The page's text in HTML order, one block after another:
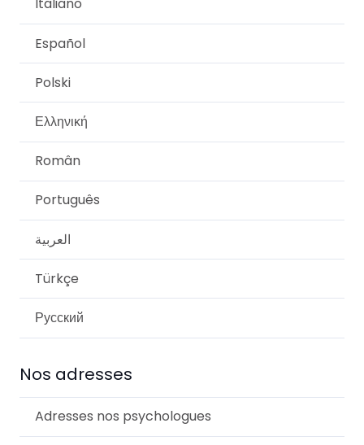
Italiano
Español
Polski
Ελληνική
Român
Português
العربية
Türkçe
Русский
Nos adresses
Adresses nos psychologues